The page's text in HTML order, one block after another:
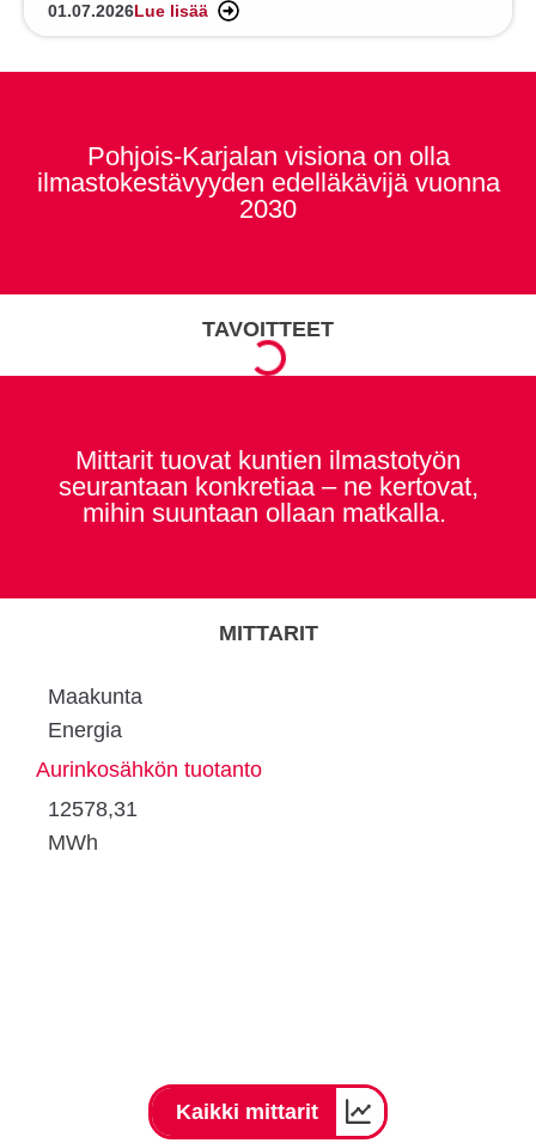
01.07.2026Lue lisää
Pohjois-Karjalan visiona on olla
ilmastokestävyyden edelläkävijä vuonna
2030
TAVOITTEET
Mittarit tuovat kuntien ilmastotyön
seurantaan konkretiaa – ne kertovat,
mihin suuntaan ollaan matkalla.
MITTARIT
Maakunta
Energia
Aurinkosähkön tuotanto
12578,31
MWh
Kaikki mittarit